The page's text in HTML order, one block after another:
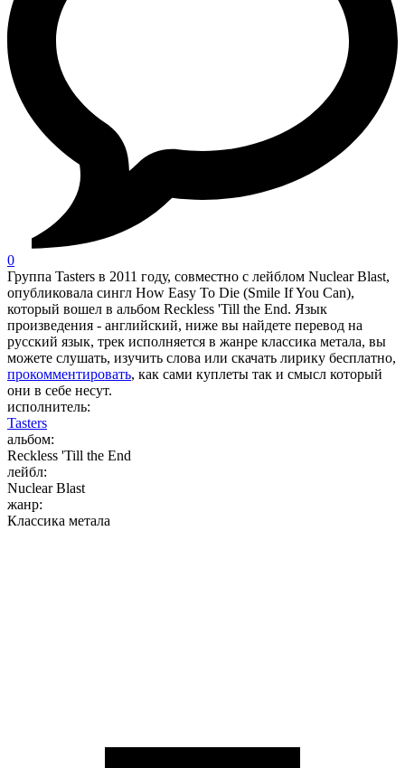
0
Группа Tasters в 2011 году, совместно с лейблом Nuclear Blast,
опубликовала сингл How Easy To Die (Smile If You Can),
который вошел в альбом Reckless 'Till the End. Язык
произведения - английский, ниже вы найдете перевод на
русский язык, трек исполняется в жанре классика метала, вы
можете слушать, изучить слова или скачать лирику бесплатно,
прокомментировать, как сами куплеты так и смысл который
они в себе несут.
исполнитель:
Tasters
альбом:
Reckless 'Till the End
лейбл:
Nuclear Blast
жанр:
Классика метала